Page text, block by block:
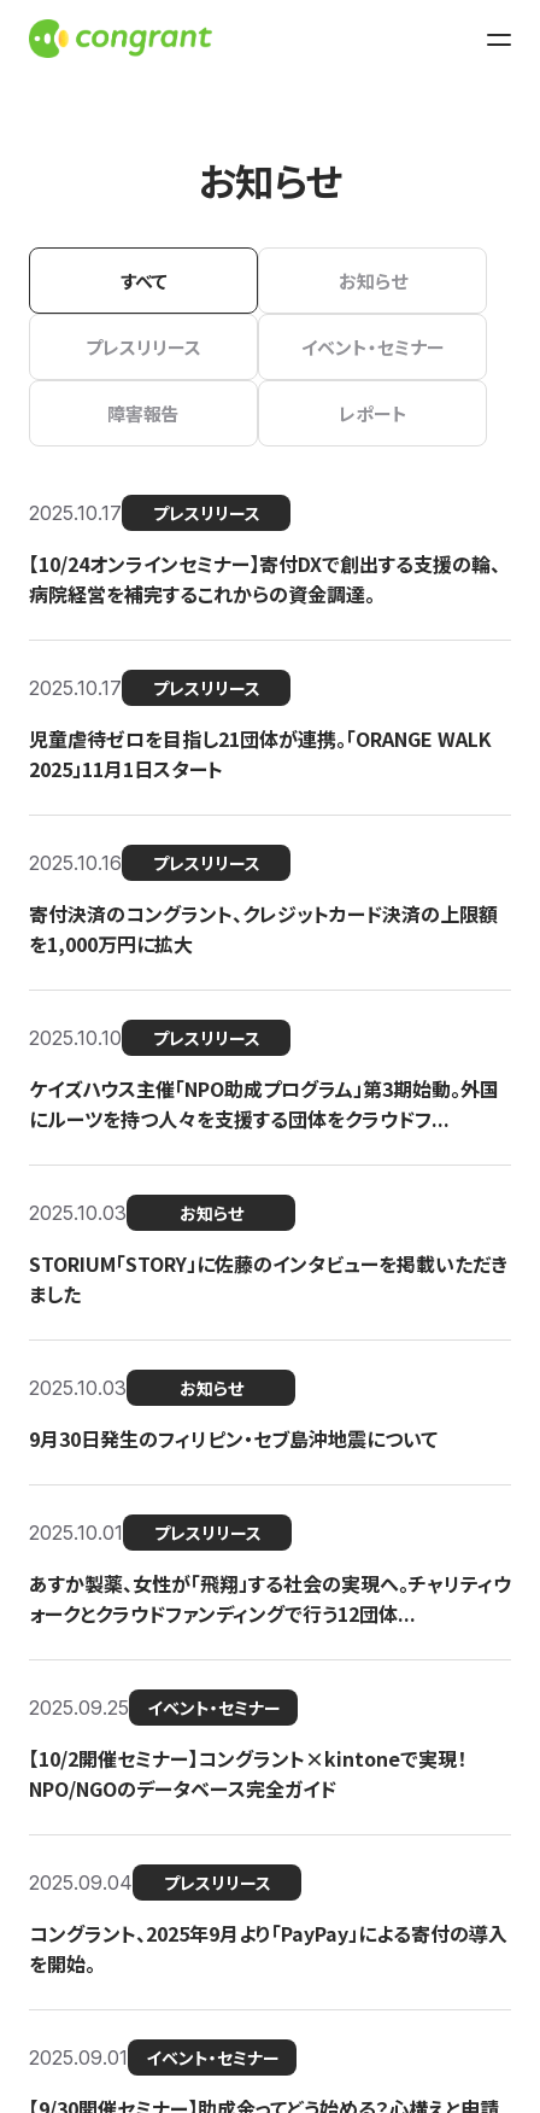
お知らせ
すべて お知らせ
プレスリリース イベント・セミナー
障害報告 レポート
2025.10.17 プレスリリース
【10/24オンラインセミナー】寄付DXで創出する支援の輪、
病院経営を補完するこれからの資金調達。
2025.10.17 プレスリリース
児童虐待ゼロを目指し21団体が連携。「ORANGE WALK
2025」11月1日スタート
2025.10.16 プレスリリース
寄付決済のコングラント、クレジットカード決済の上限額
を1,000万円に拡大
2025.10.10 プレスリリース
ケイズハウス主催「NPO助成プログラム」第3期始動。外国
にルーツを持つ人々を支援する団体をクラウドフ...
2025.10.03 お知らせ
STORIUM「STORY」に佐藤のインタビューを掲載いただき
ました
2025.10.03 お知らせ
9月30日発生のフィリピン・セブ島沖地震について
2025.10.01 プレスリリース
あすか製薬、女性が「飛翔」する社会の実現へ。チャリティウ
ォークとクラウドファンディングで行う12団体...
2025.09.25 イベント・セミナー
【10/2開催セミナー】コングラント×kintoneで実現！
NPO/NGOのデータベース完全ガイド
2025.09.04 プレスリリース
コングラント、2025年9月より「PayPay」による寄付の導入
を開始。
2025.09.01 イベント・セミナー